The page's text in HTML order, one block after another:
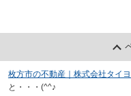
枚方市の不動産｜株式会社タイ
と・・・(^^♪